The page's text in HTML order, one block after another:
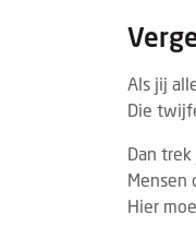
Als jij
Die
Dan trek
Mensen
Hier